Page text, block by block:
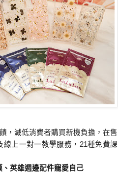
，減低消費者購買新機負擔，在售
上一對一教學服務， 21種免費課
、英雄週邊配件寵愛自己